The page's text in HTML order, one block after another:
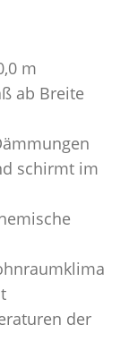
m
ab Breite
schirmt im
der